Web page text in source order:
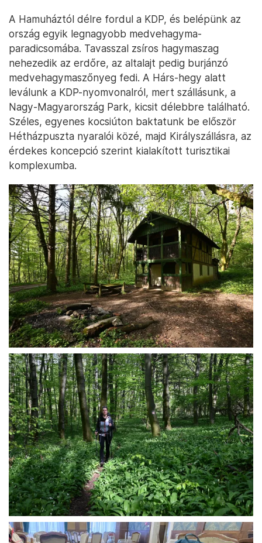
A Hamuháztól délre fordul a KDP, és belépünk az
ország egyik legnagyobb medvehagyma-
paradicsomába. Tavasszal zsíros hagymaszag
nehezedik az erdőre, az altalajt pedig burjánzó
medvehagymaszőnyeg fedi. A Hárs-hegy alatt
leválunk a KDP-nyomvonalról, mert szállásunk, a
Nagy-Magyarország Park, kicsit délebbre található.
Széles, egyenes kocsiúton baktatunk be először
Hétházpuszta nyaralói közé, majd Királyszállásra, az
érdekes koncepció szerint kialakított turisztikai
komplexumba.